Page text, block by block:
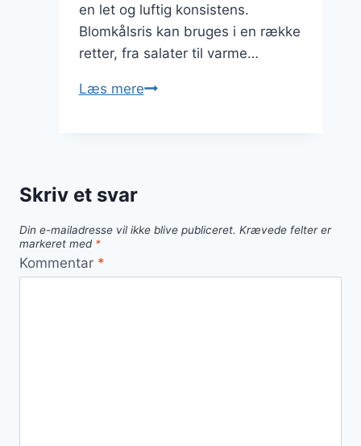
en let og luftig konsistens.
Blomkålsris kan bruges i en række
retter, fra salater til varme…
Læs mereBlomkålsris
Skriv et svar
Din e-mailadresse vil ikke blive publiceret. Krævede felter er
markeret med *
Kommentar *